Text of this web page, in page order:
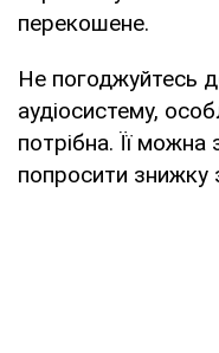
перекошене.
Не погоджуйтесь
аудіосистему,
потрібна. Її можна
попросити знижку